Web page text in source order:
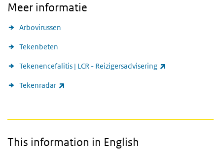
Meer informatie
Arbovirussen
Tekenbeten
Tekenencefalitis | LCR - Reizigersadvisering
Tekenradar
This information in English